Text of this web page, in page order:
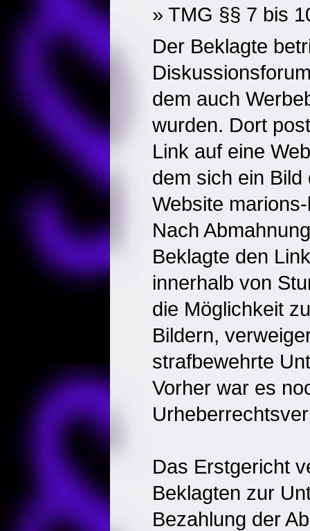
» TMG §§ 7 bis
Der Beklagte
dem auch
wurden. Dort
Link auf eine
dem sich ein
Website
Nach
Beklagte den
innerhalb von
die Möglichkeit
Bildern,
strafbewehrte
Vorher war es
Das Erstgericht
Beklagten zur
Bezahlung der